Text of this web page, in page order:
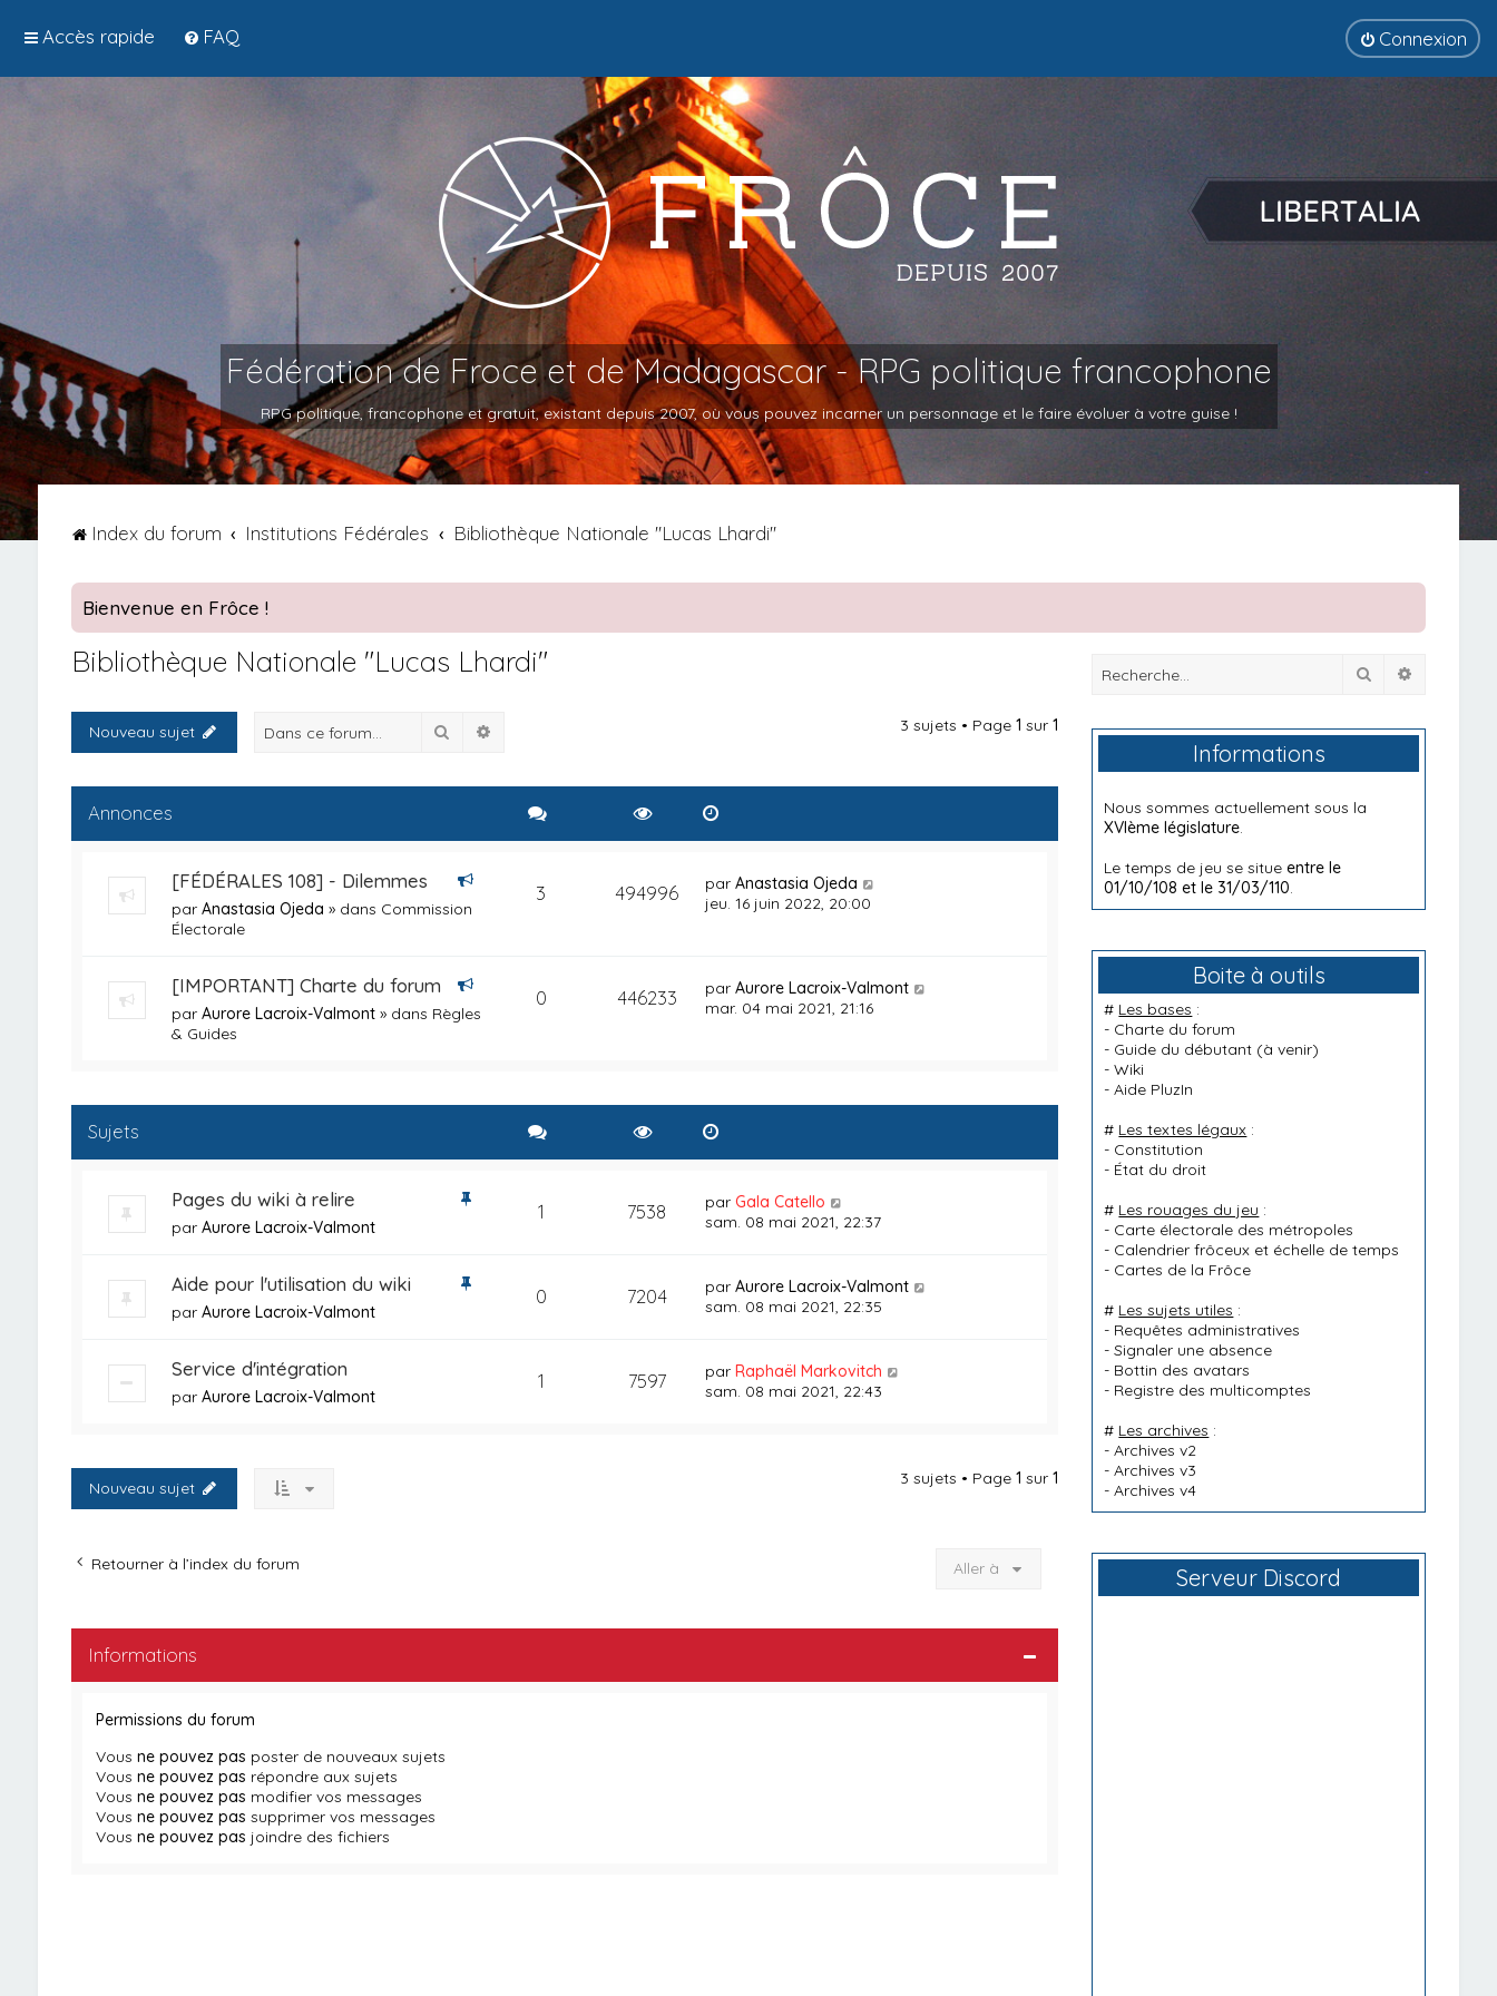
Accès rapide FAQ Connexion
Fédération de Froce et de Madagascar - RPG politique francophone
RPG politique, francophone et gratuit, existant depuis 2007, où vous pouvez incarner un personnage et le faire évoluer à votre guise !
Index du forum Institutions Fédérales Bibliothèque Nationale "Lucas Lhardi"
Bienvenue en Frôce !
Bibliothèque Nationale "Lucas Lhardi"
Nouveau sujet Rechercher 3 sujets • Page1 sur1
Annonces
[FÉDÉRALES 108] - Dilemmes
par Anastasia Ojeda » dans Commission
Électorale
3 494996 parAnastasia Ojeda
jeu. 16 juin 2022, 20:00
[IMPORTANT] Charte du forum
par Aurore Lacroix-Valmont » dans Règles
& Guides
0 446233 parAurore Lacroix-Valmont
mar. 04 mai 2021, 21:16
Sujets
Pages du wiki à relire
par Aurore Lacroix-Valmont
1 7538 parGala Catello
sam. 08 mai 2021, 22:37
Aide pour l'utilisation du wiki
par Aurore Lacroix-Valmont
0 7204 parAurore Lacroix-Valmont
sam. 08 mai 2021, 22:35
Service d'intégration
par Aurore Lacroix-Valmont
1 7597 parRaphaël Markovitch
sam. 08 mai 2021, 22:43
Nouveau sujet 3 sujets • Page1 sur1
Retourner à l’index du forum Aller à
Informations
Permissions du forum
Vous ne pouvez pas poster de nouveaux sujets
Vous ne pouvez pas répondre aux sujets
Vous ne pouvez pas modifier vos messages
Vous ne pouvez pas supprimer vos messages
Vous ne pouvez pas joindre des fichiers
Rechercher
Informations
Nous sommes actuellement sous la
XVIème législature.
Le temps de jeu se situeentre le
01/10/108 et le 31/03/110.
Boite à outils
# Les bases :
- Charte du forum
- Guide du débutant (à venir)
-Wiki
-Aide PluzIn
# Les textes légaux :
- Constitution
- État du droit
# Les rouages du jeu :
- Carte électorale des métropoles
- Calendrier frôceux et échelle de temps
- Cartes de la Frôce
# Les sujets utiles :
- Requêtes administratives
-Signaler une absence
- Bottin des avatars
- Registre des multicomptes
# Les archives :
-Archives v2
-Archives v3
-Archives v4
Serveur Discord